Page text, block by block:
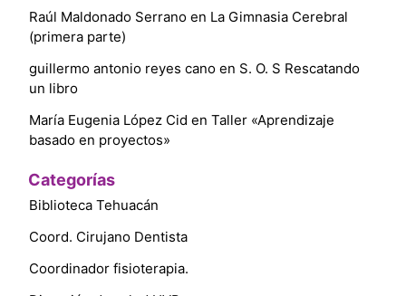
Raúl Maldonado Serrano en La Gimnasia Cerebral
(primera parte)
guillermo antonio reyes cano en S. O. S Rescatando
un libro
María Eugenia López Cid en Taller «Aprendizaje
basado en proyectos»
Categorías
Biblioteca Tehuacán
Coord. Cirujano Dentista
Coordinador fisioterapia.